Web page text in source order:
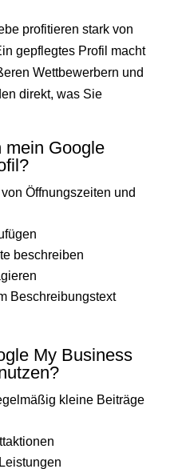
profitieren stark von
gepflegtes Profil macht
Wettbewerbern und
direkt, was Sie
mein Google
Öffnungszeiten und
beschreiben
Beschreibungstext
My Business
kleine Beiträge